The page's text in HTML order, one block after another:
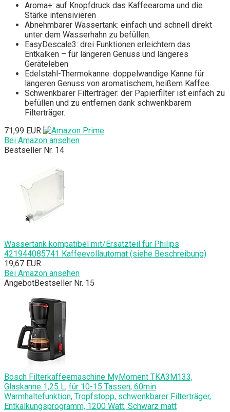
Aroma+: auf Knopfdruck das Kaffeearoma und die
Stärke intensivieren
Abnehmbarer Wassertank: einfach und schnell direkt
unter dem Wasserhahn zu befüllen.
EasyDescale3: drei Funktionen erleichtern das
Entkalken – für längeren Genuss und längeres
Geräteleben
Edelstahl-Thermokanne: doppelwandige Kanne für
längeren Genuss von aromatischem, heißem Kaffee.
Schwenkbarer Filterträger: der Papierfilter ist einfach zu
befüllen und zu entfernen dank schwenkbarem
Filterträger.
71,99 EUR
Bei Amazon ansehen
Bestseller Nr. 14
Wassertank kompatibel mit/Ersatzteil für Philips
421944085741 Kaffeevollautomat (siehe Beschreibung)
19,67 EUR
Bei Amazon ansehen
AngebotBestseller Nr. 15
Bosch Filterkaffeemaschine MyMoment TKA3M133,
Glaskanne 1,25 L, für 10-15 Tassen, 60min
Warmhaltefunktion, Tropfstopp, schwenkbarer Filterträger,
Entkalkungsprogramm, 1200 Watt, Schwarz matt